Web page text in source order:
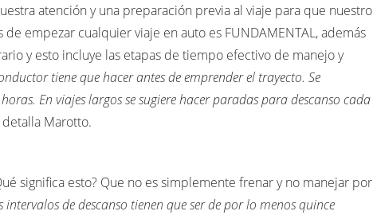
atención y una preparación previa al viaje para que nuestro
empezar cualquier viaje en auto es FUNDAMENTAL, además
y esto incluye las etapas de tiempo efectivo de manejo y
tiene que hacer antes de emprender el trayecto. Se
En viajes largos se sugiere hacer paradas para descanso cada
detalla Marotto.
significa esto? Que no es simplemente frenar y no manejar por
intervalos de descanso tienen que ser de por lo menos quince